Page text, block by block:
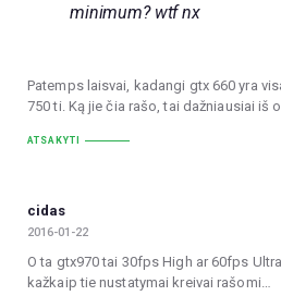
minimum? wtf nx
Patemps laisvai, kadangi gtx 660 yra
750 ti. Ką jie čia rašo, tai dažniausiai iš
ATSAKYTI
cidas
2016-01-22
O ta gtx970 tai 30fps High ar 60fps
kažkaip tie nustatymai kreivai rašomi…